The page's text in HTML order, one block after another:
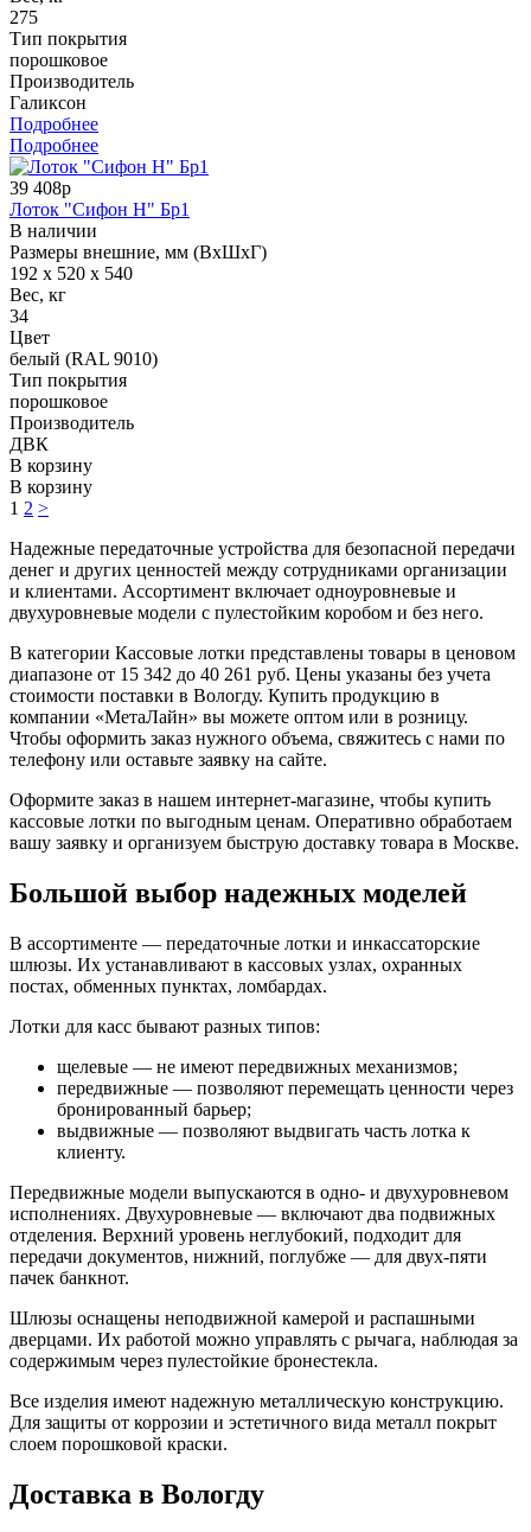
275
Тип покрытия
порошковое
Производитель
Галиксон
Подробнее
Подробнее
39 408р
Лоток "Сифон Н" Бр1
В наличии
Размеры внешние, мм (ВхШхГ)
192 x 520 x 540
Вес, кг
34
Цвет
белый (RAL 9010)
Тип покрытия
порошковое
Производитель
ДВК
В корзину
В корзину
1 2 >
Надежные передаточные устройства для безопасной передачи
денег и других ценностей между сотрудниками организации
и клиентами. Ассортимент включает одноуровневые и
двухуровневые модели с пулестойким коробом и без него.
В категории Кассовые лотки представлены товары в ценовом
диапазоне от 15 342 до 40 261 руб. Цены указаны без учета
стоимости поставки в Вологду. Купить продукцию в
компании «МетаЛайн» вы можете оптом или в розницу.
Чтобы оформить заказ нужного объема, свяжитесь с нами по
телефону или оставьте заявку на сайте.
Оформите заказ в нашем интернет-магазине, чтобы купить
кассовые лотки по выгодным ценам. Оперативно обработаем
вашу заявку и организуем быструю доставку товара в Москве.
Большой выбор надежных моделей
В ассортименте — передаточные лотки и инкассаторские
шлюзы. Их устанавливают в кассовых узлах, охранных
постах, обменных пунктах, ломбардах.
Лотки для касс бывают разных типов:
щелевые — не имеют передвижных механизмов;
передвижные — позволяют перемещать ценности через
бронированный барьер;
выдвижные — позволяют выдвигать часть лотка к
клиенту.
Передвижные модели выпускаются в одно- и двухуровневом
исполнениях. Двухуровневые — включают два подвижных
отделения. Верхний уровень неглубокий, подходит для
передачи документов, нижний, поглубже — для двух-пяти
пачек банкнот.
Шлюзы оснащены неподвижной камерой и распашными
дверцами. Их работой можно управлять с рычага, наблюдая за
содержимым через пулестойкие бронестекла.
Все изделия имеют надежную металлическую конструкцию.
Для защиты от коррозии и эстетичного вида металл покрыт
слоем порошковой краски.
Доставка в Вологду